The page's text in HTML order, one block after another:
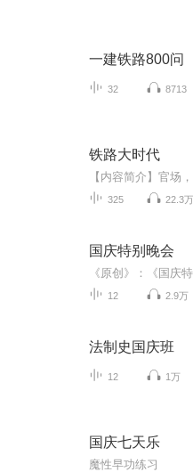
一建铁路800问
32 8713
铁路大时代
325 22.3万
国庆特别晚会
12 2.9万
法制史国庆班
12 1万
国庆七天乐
魔性早功练习